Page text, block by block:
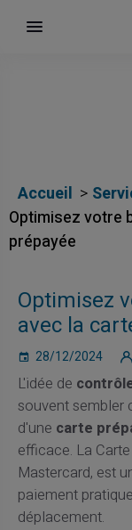
Accueil
Optimisez votre
prépayée
Optimisez
avec la
28/12/2024
L'idée de
souvent sembler
d'une carte
efficace. La
Mastercard, est
paiement
déplacement.